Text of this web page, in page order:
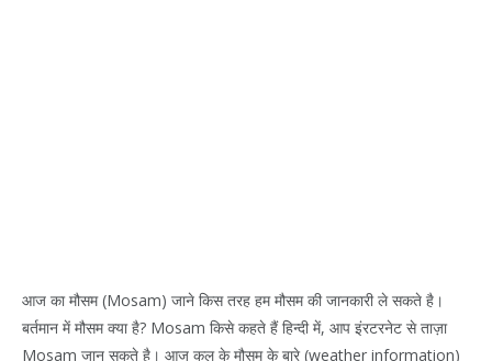
आज का मौसम (Mosam) जाने किस तरह हम मौसम की जानकारी ले सकते है।
बर्तमान में मौसम क्या है? Mosam किसे कहते हैं हिन्दी में, आप इंरटरनेट से ताज़ा
Mosam जान सकते है। आज कल के मौसम के बारे (weather information)